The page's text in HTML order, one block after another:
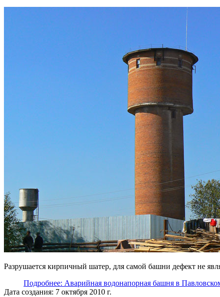
Разрушается кирпичный шатер, для самой башни дефект не
Подробнее: Аварийная водонапорная башня в
Дата создания: 7 октября 2010 г.